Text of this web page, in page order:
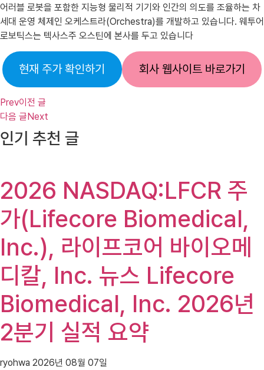
어러블 로봇을 포함한 지능형 물리적 기기와 인간의 의도를 조율하는 차
세대 운영 체제인 오케스트라(Orchestra)를 개발하고 있습니다. 웨투어
로보틱스는 텍사스주 오스틴에 본사를 두고 있습니다
현재 주가 확인하기 회사 웹사이트 바로가기
Prev이전 글
다음 글Next
인기 추천 글
2026 NASDAQ:LFCR 주
가(Lifecore Biomedical,
Inc.), 라이프코어 바이오메
디칼, Inc. 뉴스 Lifecore
Biomedical, Inc. 2026년
2분기 실적 요약
ryohwa 2026년 08월 07일